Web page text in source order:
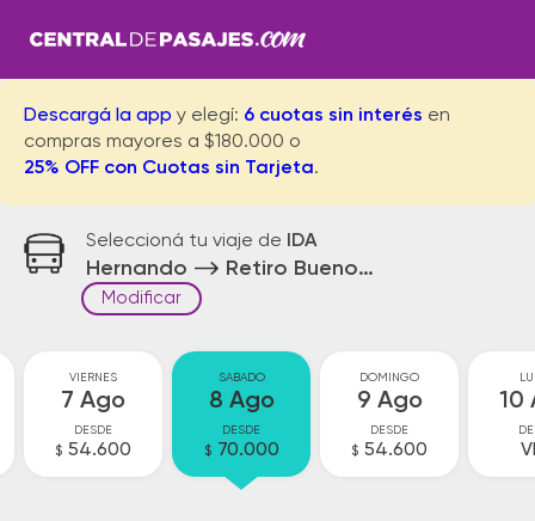
Descargá la app y elegí: 6 cuotas sin interés en
compras mayores a $180.000 o
25% OFF con Cuotas sin Tarjeta.
Seleccioná tu viaje de IDA
Hernando Retiro Buenos Aires
Modificar
VIERNES
7 Ago
DESDE
$ 54.600
SABADO
8 Ago
DESDE
$ 70.000
DOMINGO
9 Ago
DESDE
$ 54.600
10